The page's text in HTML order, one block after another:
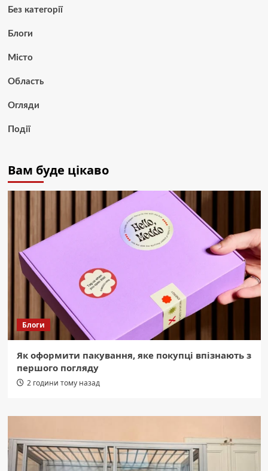
Без категорії
Блоги
Місто
Область
Огляди
Події
Вам буде цікаво
Блоги
Як оформити пакування, яке покупці впізнають з
першого погляду
2 години тому назад